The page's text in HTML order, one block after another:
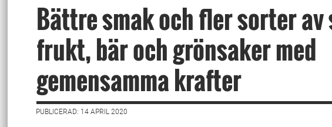
Bättre smak och fler sorter av
frukt, bär och grönsaker med
gemensamma krafter
PUBLICERAD: 14 APRIL 2020